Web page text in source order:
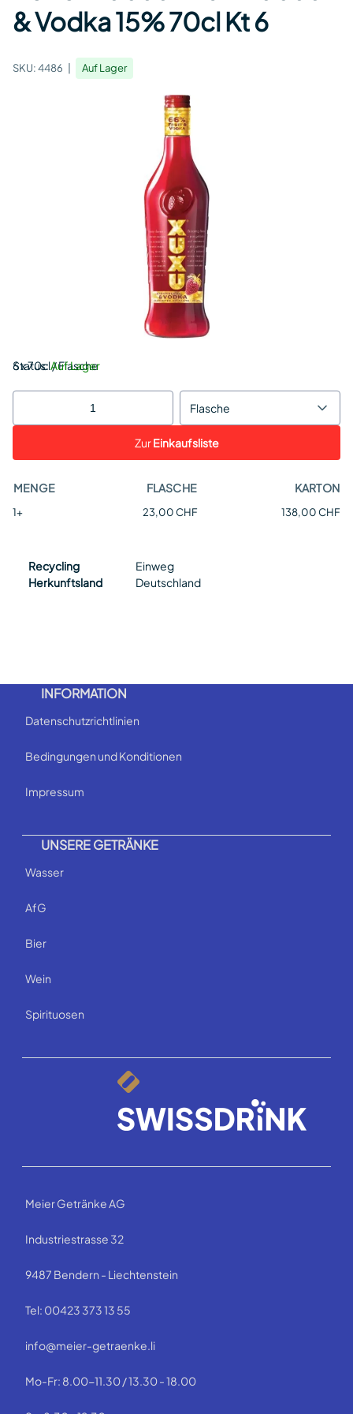
& Vodka 15% 70cl Kt 6
SKU:4486 Auf Lager
Status:Auf Lager
6 x 70cl / Flasche
Flasche
ZurEinkaufsliste
MENGE FLASCHE KARTON
1+ 23,00 CHF 138,00 CHF
Recycling
Einweg
Herkunftsland
Deutschland
INFORMATION
Datenschutzrichtlinien
Bedingungen und Konditionen
Impressum
UNSERE GETRÄNKE
Wasser
AfG
Bier
Wein
Spirituosen
Meier Getränke AG
Industriestrasse 32
9487 Bendern - Liechtenstein
Tel: 00423 373 13 55
info@meier-getraenke.li
Mo-Fr: 8.00-11.30 / 13.30 - 18.00